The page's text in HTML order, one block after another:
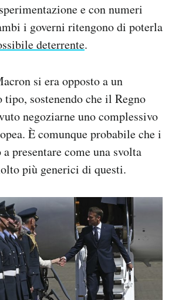
e con numeri
i governi ritengono di poterla
deterrente.
si era opposto a un
tipo, sostenendo che il Regno
negoziarne uno complessivo
È comunque probabile che i
presentare come una svolta
più generici di questi.